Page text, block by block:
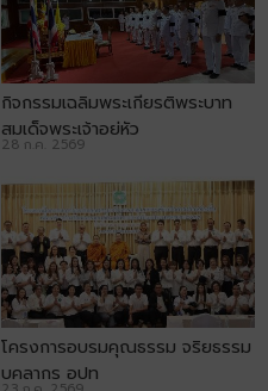
กิจกรรมเฉลิมพระเกียรติพระบาท
สมเด็จพระเจ้าอยู่หัว
28 ก.ค. 2569
โครงการอบรมคุณธรรม จริยธรรม
บุคลากร อปท